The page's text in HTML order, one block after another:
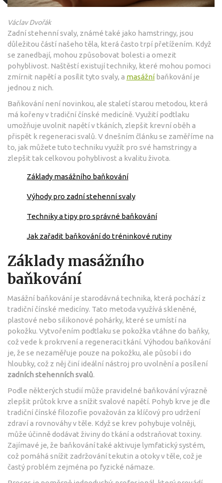
Václav Dvořák
Zadní stehenní svaly, známé také jako hamstringy, jsou
důležitou částí našeho těla, která často trpí přetížením. Když
se zanedbají, mohou způsobovat bolesti a omezit
pohyblivost. Naštěstí existují techniky, které mohou pomoci
zmírnit napětí a posílit tyto svaly, a masážní baňkování je
jednou z nich.
Baňkování není novinkou, ale staletí starou metodou, která
má kořeny v tradiční čínské medicíně. Využití podtlaku
umožňuje uvolnit napětí v tkáních, zlepšit krevní oběh a
přispět k regeneraci svalů. V dnešním článku se zaměříme na
to, jak můžete tuto techniku využít pro své hamstringy a
zlepšit tak celkovou pohyblivost a kvalitu života.
Základy masážního baňkování
Výhody pro zadní stehenní svaly
Techniky a tipy pro správné baňkování
Jak zařadit baňkování do tréninkové rutiny
Základy masážního
baňkování
Masážní baňkování je starodávná technika, která pochází z
tradiční čínské medicíny. Tato metoda využívá skleněné,
plastové nebo silikonové pohárky, které se umístí na
pokožku. Vytvořením podtlaku se pokožka vtáhne do baňky,
což vede k prokrvení a regeneraci tkání. Výhodou baňkování
je, že se nezaměřuje pouze na pokožku, ale působí i do
hloubky, což z něj činí ideální nástroj pro uvolnění a posílení
zadních stehenních svalů.
Podle některých studií může pravidelné baňkování výrazně
zlepšit průtok krve a snížit svalové napětí. Pohyb krve je dle
tradiční čínské filozofie považován za klíčový pro udržení
zdraví a rovnováhy v těle. Když se krev pohybuje volněji,
může účinně dodávat živiny do tkání a odstraňovat toxiny.
Zajímavé je, že baňkování také aktivuje lymfatický systém,
což pomáhá snížit zadržování tekutin a otoky v těle, což je
častý problém zejména po fyzické námaze.